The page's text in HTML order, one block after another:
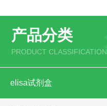
产品分类
PRODUCT CLASSIFICATION
elisa试剂盒